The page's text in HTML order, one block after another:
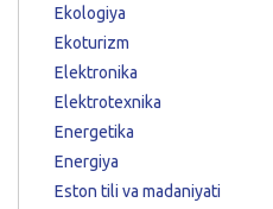
Ekologiya
Ekoturizm
Elektronika
Elektrotexnika
Energetika
Energiya
Eston tili va madaniyati